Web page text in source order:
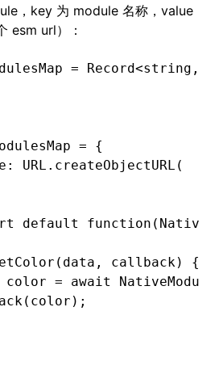
，key 为 module 名称，value
esm url）：
= Record<string ,
= {
: URL .createObjectURL (
default
callback) {
color = await